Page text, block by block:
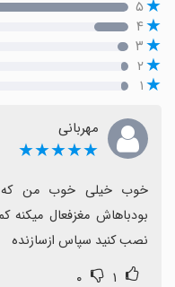
۵
۴
۳
۲
۱
مهربانی
★★★★★
نصب کنید سپاس ازسازنده
۱ ۰